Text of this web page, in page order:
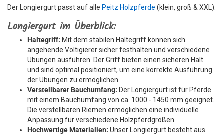
Der Longiergurt passt auf alle Peitz Holzpferde (klein, groß & XXL).
Longiergurt im Überblick:
Haltegriff: Mit dem stabilen Haltegriff können sich
angehende Voltigierer sicher festhalten und verschiedene
Übungen ausführen. Der Griff bieten einen sicheren Halt
und sind optimal positioniert, um eine korrekte Ausführung
der Übungen zu ermöglichen.
Verstellbarer Bauchumfang: Der Longiergurt ist für Pferde
mit einem Bauchumfang von ca. 1000 - 1450 mm geeignet.
Die verstellbaren Riemen ermöglichen eine individuelle
Anpassung für verschiedene Holzpferdgrößen.
Hochwertige Materialien: Unser Longiergurt besteht aus